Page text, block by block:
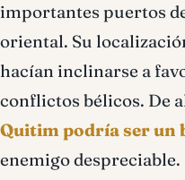
importantes puertos
oriental. Su
hacían inclinarse a
conflictos bélicos. De
Quitim podría ser un
enemigo despreciable.